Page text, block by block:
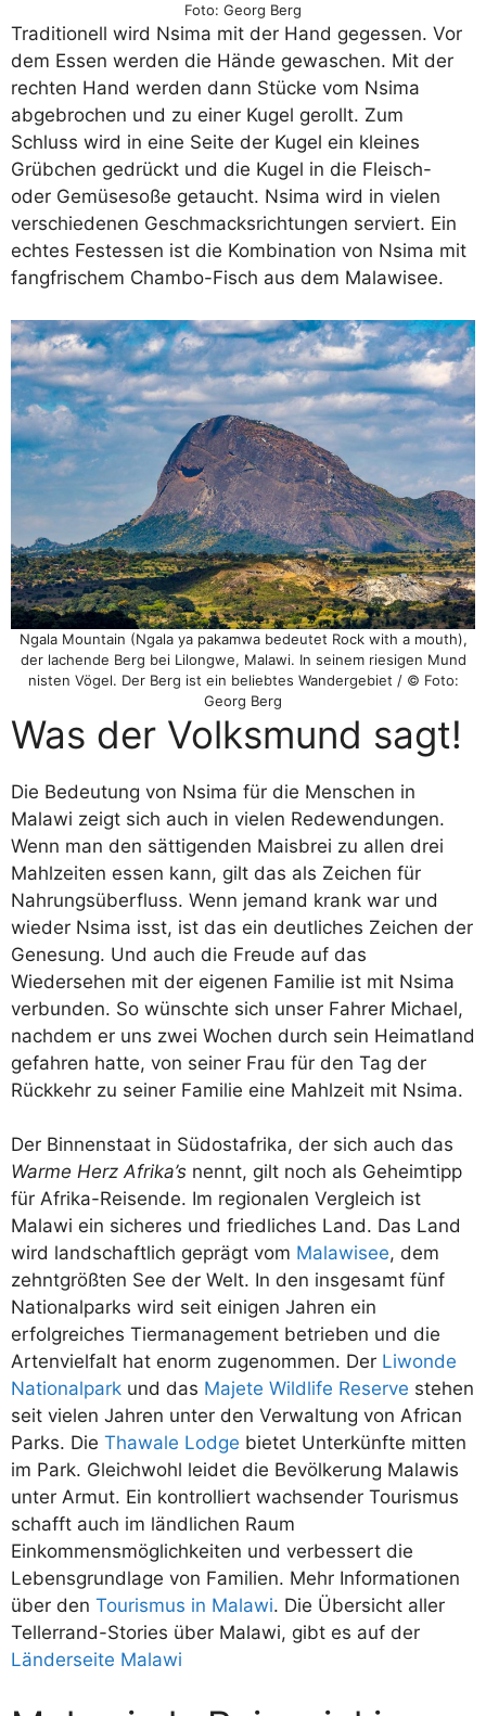
Foto: Georg Berg
Traditionell wird Nsima mit der Hand gegessen. Vor
dem Essen werden die Hände gewaschen. Mit der
rechten Hand werden dann Stücke vom Nsima
abgebrochen und zu einer Kugel gerollt. Zum
Schluss wird in eine Seite der Kugel ein kleines
Grübchen gedrückt und die Kugel in die Fleisch-
oder Gemüsesoße getaucht. Nsima wird in vielen
verschiedenen Geschmacksrichtungen serviert. Ein
echtes Festessen ist die Kombination von Nsima mit
fangfrischem Chambo-Fisch aus dem Malawisee.
Ngala Mountain (Ngala ya pakamwa bedeutet Rock with a mouth),
der lachende Berg bei Lilongwe, Malawi. In seinem riesigen Mund
nisten Vögel. Der Berg ist ein beliebtes Wandergebiet / © Foto:
Georg Berg
Was der Volksmund sagt!
Die Bedeutung von Nsima für die Menschen in
Malawi zeigt sich auch in vielen Redewendungen.
Wenn man den sättigenden Maisbrei zu allen drei
Mahlzeiten essen kann, gilt das als Zeichen für
Nahrungsüberfluss. Wenn jemand krank war und
wieder Nsima isst, ist das ein deutliches Zeichen der
Genesung. Und auch die Freude auf das
Wiedersehen mit der eigenen Familie ist mit Nsima
verbunden. So wünschte sich unser Fahrer Michael,
nachdem er uns zwei Wochen durch sein Heimatland
gefahren hatte, von seiner Frau für den Tag der
Rückkehr zu seiner Familie eine Mahlzeit mit Nsima.
Der Binnenstaat in Südostafrika, der sich auch das
Warme Herz Afrika’s nennt, gilt noch als Geheimtipp
für Afrika-Reisende. Im regionalen Vergleich ist
Malawi ein sicheres und friedliches Land. Das Land
wird landschaftlich geprägt vom Malawisee, dem
zehntgrößten See der Welt. In den insgesamt fünf
Nationalparks wird seit einigen Jahren ein
erfolgreiches Tiermanagement betrieben und die
Artenvielfalt hat enorm zugenommen. Der Liwonde
Nationalpark und das Majete Wildlife Reserve stehen
seit vielen Jahren unter den Verwaltung von African
Parks. Die Thawale Lodge bietet Unterkünfte mitten
im Park. Gleichwohl leidet die Bevölkerung Malawis
unter Armut. Ein kontrolliert wachsender Tourismus
schafft auch im ländlichen Raum
Einkommensmöglichkeiten und verbessert die
Lebensgrundlage von Familien. Mehr Informationen
über den Tourismus in Malawi. Die Übersicht aller
Tellerrand-Stories über Malawi, gibt es auf der
Länderseite Malawi